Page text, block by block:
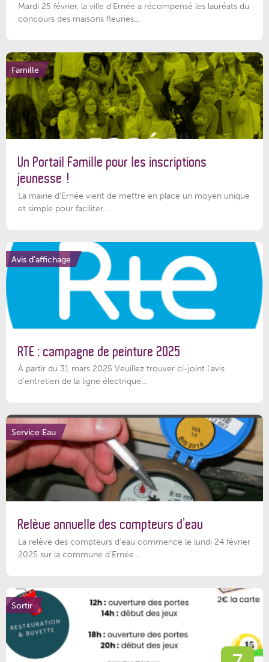
Mardi 25 février, la ville d'Ernée a récompensé les lauréats du
concours des maisons fleuries...
Famille
Un Portail Famille pour les inscriptions
jeunesse !
La mairie d’Ernée vient de mettre en place un moyen unique
et simple pour faciliter...
Avis d'affichage
RTE : campagne de peinture 2025
À partir du 31 mars 2025 Veuillez trouver ci-joint l'avis
d'entretien de la ligne électrique...
Service Eau
Relève annuelle des compteurs d’eau
La relève des compteurs d'eau commence le lundi 24 février
2025 sur la commune d’Ernée....
Sortir